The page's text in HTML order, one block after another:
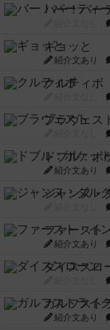
バー！パー
ギョッと
紹介文あり
クルティボ
ブラヴェス
ドブル：ポ
紹介文あり
ジャンヌ・
ファースト
紹介文あり
ダイススロ
ガルフスト
紹介文あり